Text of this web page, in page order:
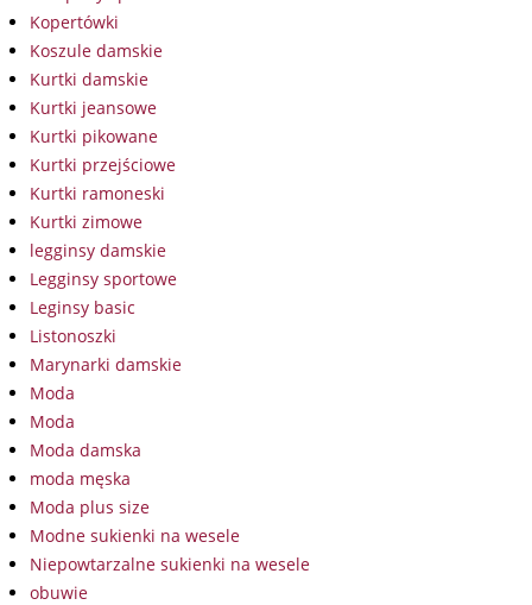
Kopertówki
Koszule damskie
Kurtki damskie
Kurtki jeansowe
Kurtki pikowane
Kurtki przejściowe
Kurtki ramoneski
Kurtki zimowe
legginsy damskie
Legginsy sportowe
Leginsy basic
Listonoszki
Marynarki damskie
Moda
Moda
Moda damska
moda męska
Moda plus size
Modne sukienki na wesele
Niepowtarzalne sukienki na wesele
obuwie